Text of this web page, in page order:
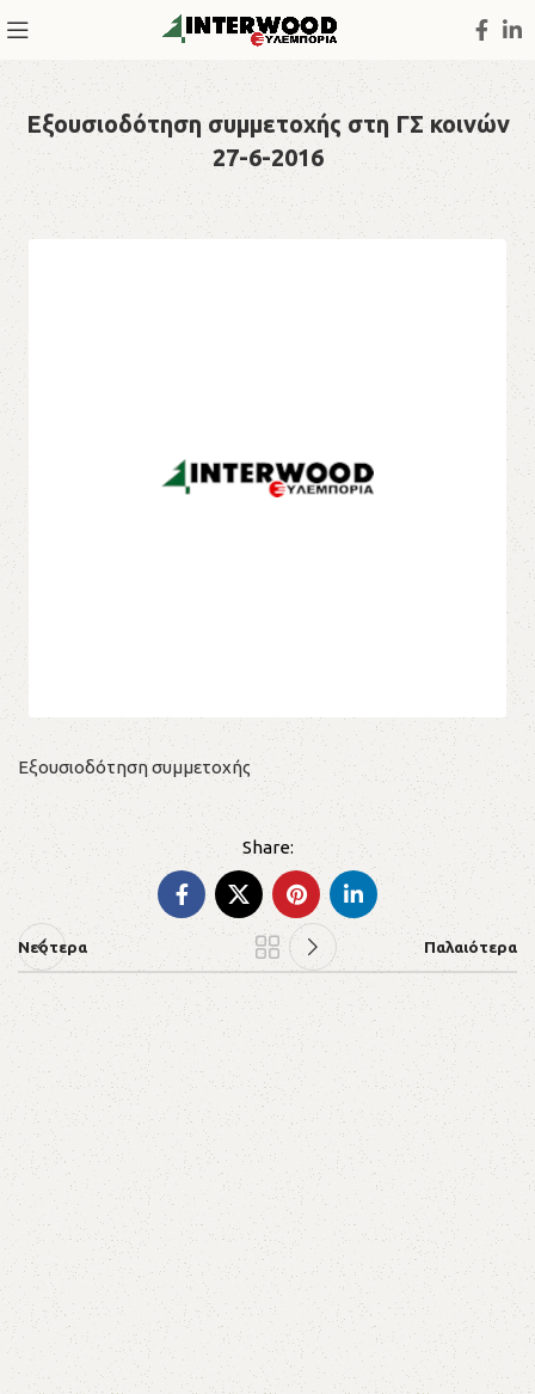
Εξουσιοδότηση συμμετοχής στη ΓΣ κοινών
27-6-2016
Εξουσιοδότηση συμμετοχής
Νεότερα Παλαιότερα